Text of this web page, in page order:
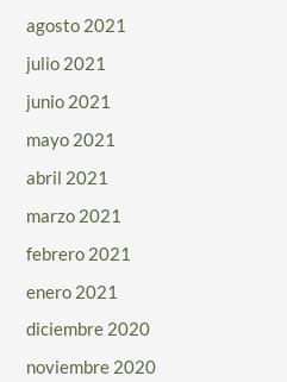
agosto 2021
julio 2021
junio 2021
mayo 2021
abril 2021
marzo 2021
febrero 2021
enero 2021
diciembre 2020
noviembre 2020